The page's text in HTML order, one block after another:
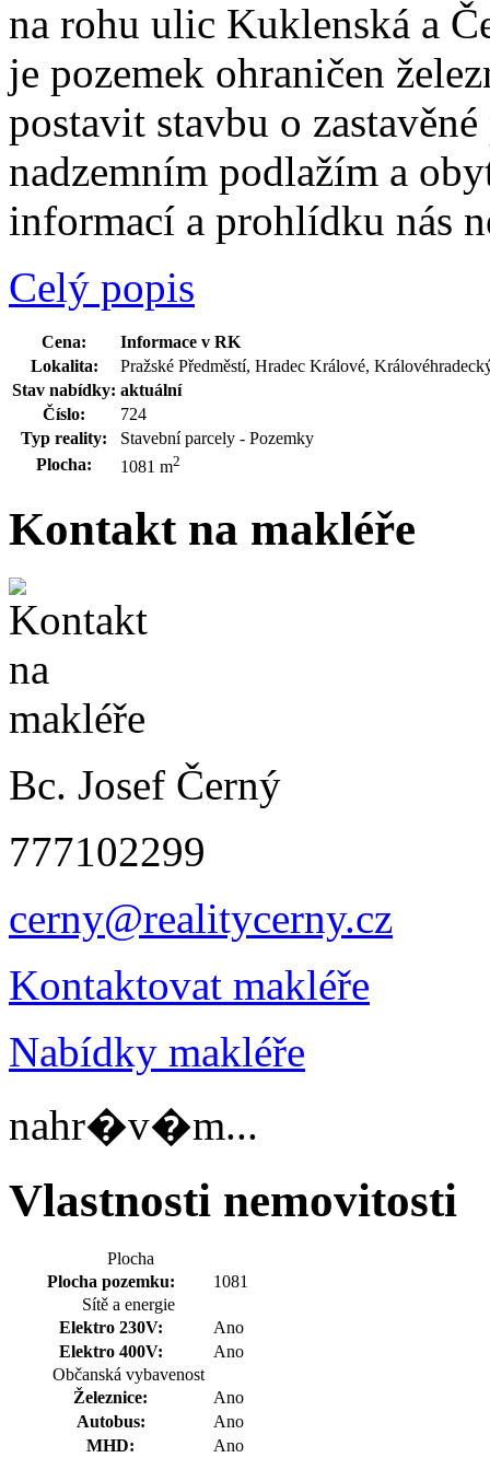
na rohu ulic Kuklenská a
je pozemek ohraničen
postavit stavbu o
nadzemním podlažím a
informací a prohlídku nás
Celý popis
Cena:
Informace v RK
Lokalita:
Pražské Předměstí, Hradec Králové,
Stav nabídky: aktuální
Číslo:
724
Typ reality:
Stavební parcely - Pozemky
Plocha:
1081 m2
Kontakt na makléře
Bc. Josef Černý
777102299
cerny@realitycerny.cz
Kontaktovat makléře
Nabídky makléře
nahr�v�m...
Vlastnosti nemovitosti
Plocha
Plocha pozemku:
1081
Sítě a energie
Elektro 230V:
Ano
Elektro 400V:
Ano
Občanská vybavenost
Železnice:
Ano
Autobus:
Ano
MHD:
Ano